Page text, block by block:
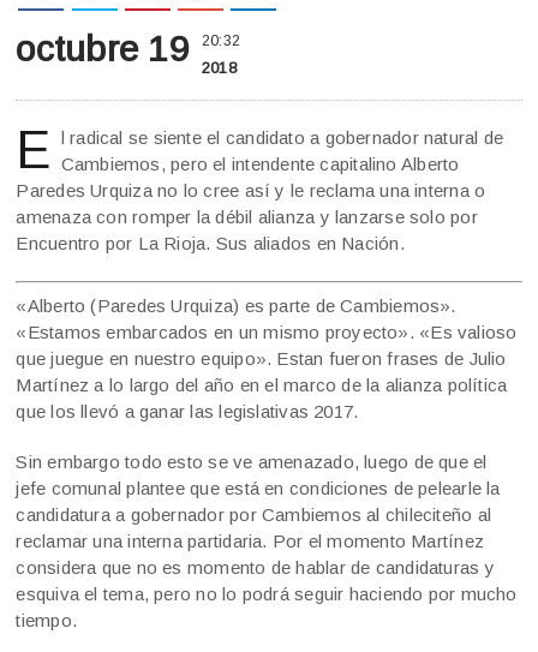
octubre 19 20:32
2018
E l radical se siente el candidato a gobernador natural de
Cambiemos, pero el intendente capitalino Alberto
Paredes Urquiza no lo cree así y le reclama una interna o
amenaza con romper la débil alianza y lanzarse solo por
Encuentro por La Rioja. Sus aliados en Nación.
«Alberto (Paredes Urquiza) es parte de Cambiemos».
«Estamos embarcados en un mismo proyecto». «Es valioso
que juegue en nuestro equipo». Estan fueron frases de Julio
Martínez a lo largo del año en el marco de la alianza política
que los llevó a ganar las legislativas 2017.
Sin embargo todo esto se ve amenazado, luego de que el
jefe comunal plantee que está en condiciones de pelearle la
candidatura a gobernador por Cambiemos al chileciteño al
reclamar una interna partidaria. Por el momento Martínez
considera que no es momento de hablar de candidaturas y
esquiva el tema, pero no lo podrá seguir haciendo por mucho
tiempo.